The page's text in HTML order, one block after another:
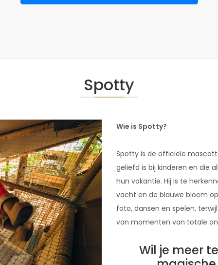
Spotty
Wie is Spotty?
Spotty is de officiële
geliefd is bij kinderen en die
hun vakantie. Hij is te
vacht en de blauwe bloem
foto, dansen en spelen,
van momenten van totale
Wil je meer